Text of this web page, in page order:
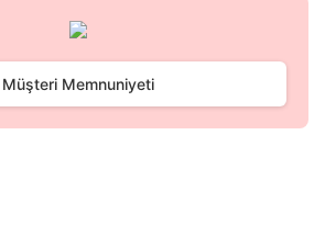
Müşteri Memnuniyeti